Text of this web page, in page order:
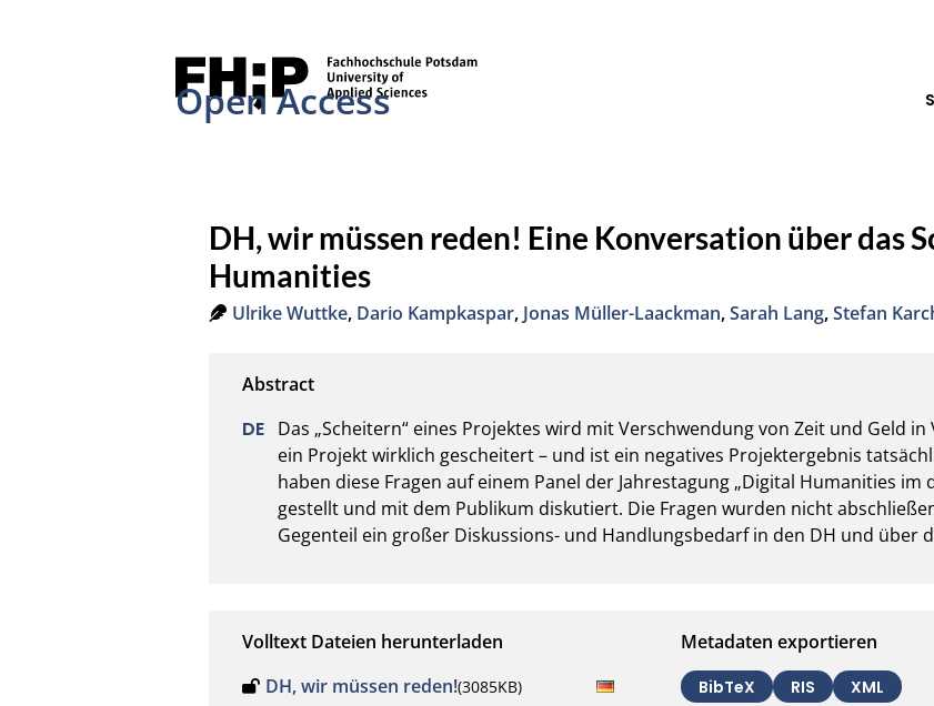
Open Access
DH, wir müssen reden! Eine Konversation über das
Humanities
Ulrike Wuttke, Dario Kampkaspar, Jonas Müller-Laackman,Sarah Lang,Stefan
Das „Scheitern“ eines Projektes wird mit Verschwendung von Zeit und Geld
ein Projekt wirklich gescheitert – und ist ein negatives Projektergebnis
haben diese Fragen auf einem Panel der Jahrestagung „Digital Humanities im
gestellt und mit dem Publikum diskutiert. Die Fragen wurden nicht
Gegenteil ein großer Diskussions- und Handlungsbedarf in den DH und über
Volltext Dateien herunterladen
DH, wir müssen reden!(3085KB)
Metadaten exportieren
BibTeX RIS XML